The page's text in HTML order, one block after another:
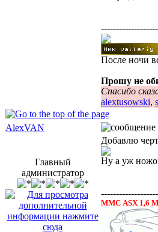
После ночи
Прошу не
Спасибо
alextusowski,
AlexVAN
Главный
администратор
Добавлю
Ну а уж
ММС ASX 1,6